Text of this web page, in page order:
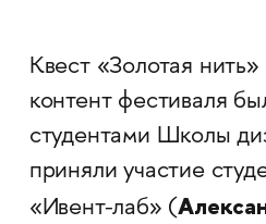
Квест «Золотая
контент фестиваля
студентами Школы
приняли участие
«Ивент-лаб» (